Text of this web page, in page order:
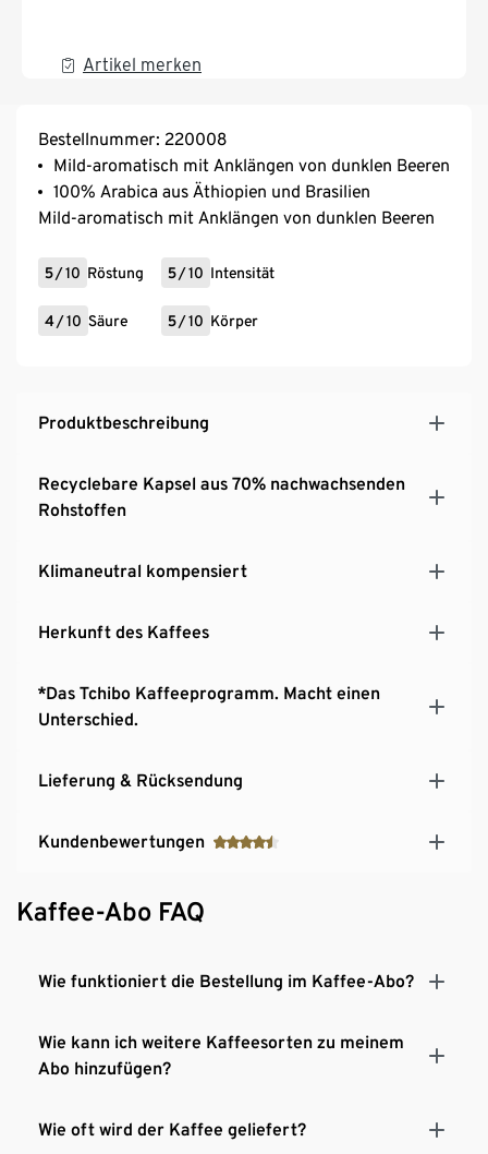
Artikel merken
Bestellnummer: 220008
Mild-aromatisch mit Anklängen von dunklen Beeren
100% Arabica aus Äthiopien und Brasilien
Mild-aromatisch mit Anklängen von dunklen Beeren
5/10 Röstung 5/10 Intensität
4/10 Säure 5/10 Körper
Produktbeschreibung
Recyclebare Kapsel aus 70% nachwachsenden
Rohstoffen
Klimaneutral kompensiert
Herkunft des Kaffees
*Das Tchibo Kaffeeprogramm. Macht einen
Unterschied.
Lieferung & Rücksendung
Kundenbewertungen
Kaffee-Abo FAQ
Wie funktioniert die Bestellung im Kaffee-Abo?
Wie kann ich weitere Kaffeesorten zu meinem
Abo hinzufügen?
Wie oft wird der Kaffee geliefert?